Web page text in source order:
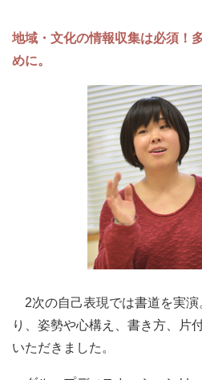
地域・文化の情報収集は必須！
めに。
2次の自己表現では書道を実
り、姿勢や心構え、書き方、片
いただきました。